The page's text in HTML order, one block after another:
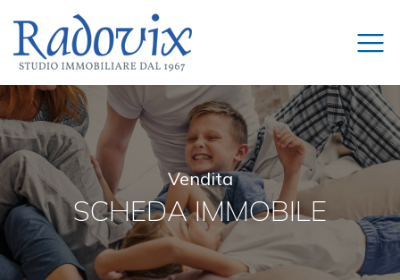
Vendita
SCHEDA IMMOBILE